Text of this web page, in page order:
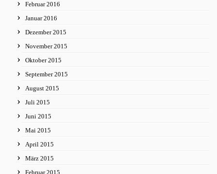
Februar 2016
Januar 2016
Dezember 2015
November 2015
Oktober 2015
September 2015
August 2015
Juli 2015
Juni 2015
Mai 2015
April 2015
März 2015
Februar 2015